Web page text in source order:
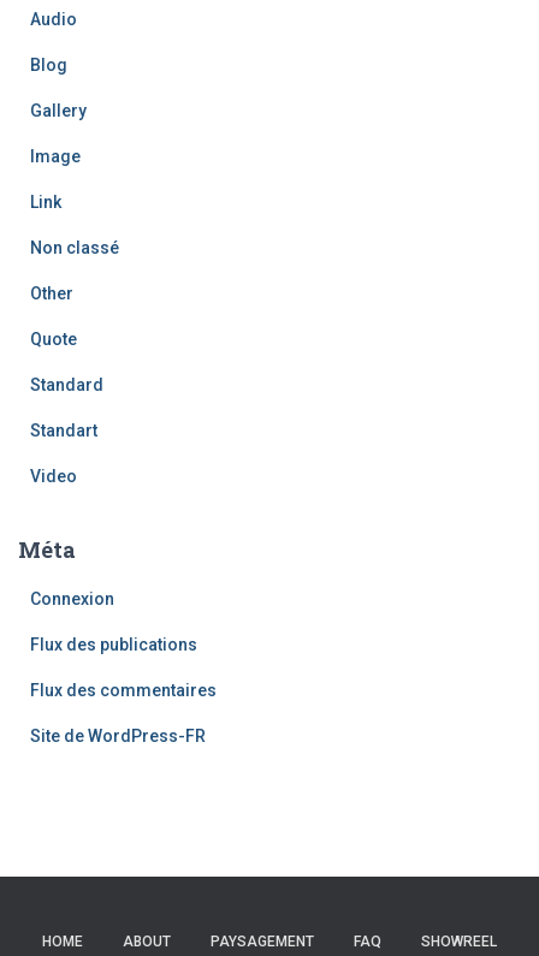
Audio
Blog
Gallery
Image
Link
Non classé
Other
Quote
Standard
Standart
Video
Méta
Connexion
Flux des publications
Flux des commentaires
Site de WordPress-FR
HOME ABOUT PAYSAGEMENT FAQ SHOWREEL